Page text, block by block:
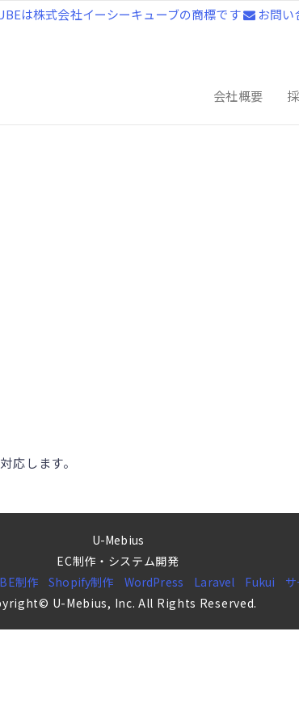
は株式会社イーシーキューブの商標です お問い
会社概要
応します。
U-Mebius
EC制作・システム開発
制作 Shopify制作 WordPress Laravel Fukui
U-Mebius, Inc. All Rights Reserved.